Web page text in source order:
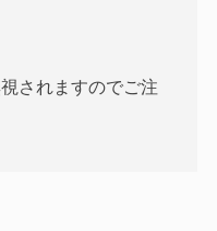
されますのでご注